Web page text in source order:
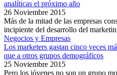
analíticas el próximo año
26 Noviembre 2015
Más de la mitad de las empresas
incipiente del desarrollo del
Negocios y Empresas
Los marketers gastan cinco veces
que a otros grupos demográficos
25 Noviembre 2015
Pero los jóvenes no son un grupo